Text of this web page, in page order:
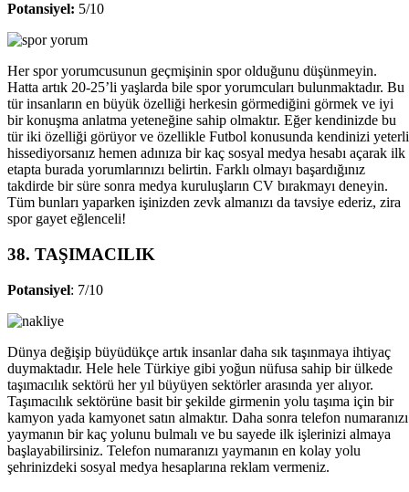
Potansiyel: 5/10
Her spor yorumcusunun geçmişinin spor olduğunu düşünmeyin.
Hatta artık 20-25’li yaşlarda bile spor yorumcuları bulunmaktadır. Bu
tür insanların en büyük özelliği herkesin görmediğini görmek ve iyi
bir konuşma anlatma yeteneğine sahip olmaktır. Eğer kendinizde bu
tür iki özelliği görüyor ve özellikle Futbol konusunda kendinizi yeterli
hissediyorsanız hemen adınıza bir kaç sosyal medya hesabı açarak ilk
etapta burada yorumlarınızı belirtin. Farklı olmayı başardığınız
takdirde bir süre sonra medya kuruluşların CV bırakmayı deneyin.
Tüm bunları yaparken işinizden zevk almanızı da tavsiye ederiz, zira
spor gayet eğlenceli!
38. TAŞIMACILIK
Potansiyel: 7/10
Dünya değişip büyüdükçe artık insanlar daha sık taşınmaya ihtiyaç
duymaktadır. Hele hele Türkiye gibi yoğun nüfusa sahip bir ülkede
taşımacılık sektörü her yıl büyüyen sektörler arasında yer alıyor.
Taşımacılık sektörüne basit bir şekilde girmenin yolu taşıma için bir
kamyon yada kamyonet satın almaktır. Daha sonra telefon numaranızı
yaymanın bir kaç yolunu bulmalı ve bu sayede ilk işlerinizi almaya
başlayabilirsiniz. Telefon numaranızı yaymanın en kolay yolu
şehrinizdeki sosyal medya hesaplarına reklam vermeniz.